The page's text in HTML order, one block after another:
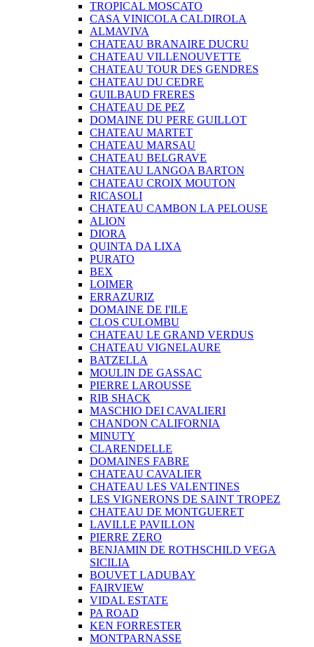
TROPICAL MOSCATO
CASA VINICOLA CALDIROLA
ALMAVIVA
CHATEAU BRANAIRE DUCRU
CHATEAU VILLENOUVETTE
CHATEAU TOUR DES GENDRES
CHATEAU DU CEDRE
GUILBAUD FRERES
CHATEAU DE PEZ
DOMAINE DU PERE GUILLOT
CHATEAU MARTET
CHATEAU MARSAU
CHATEAU BELGRAVE
CHATEAU LANGOA BARTON
CHATEAU CROIX MOUTON
RICASOLI
CHATEAU CAMBON LA PELOUSE
ALION
DIORA
QUINTA DA LIXA
PURATO
BEX
LOIMER
ERRAZURIZ
DOMAINE DE I'ILE
CLOS CULOMBU
CHATEAU LE GRAND VERDUS
CHATEAU VIGNELAURE
BATZELLA
MOULIN DE GASSAC
PIERRE LAROUSSE
RIB SHACK
MASCHIO DEI CAVALIERI
CHANDON CALIFORNIA
MINUTY
CLARENDELLE
DOMAINES FABRE
CHATEAU CAVALIER
CHATEAU LES VALENTINES
LES VIGNERONS DE SAINT TROPEZ
CHATEAU DE MONTGUERET
LAVILLE PAVILLON
PIERRE ZERO
BENJAMIN DE ROTHSCHILD VEGA
SICILIA
BOUVET LADUBAY
FAIRVIEW
VIDAL ESTATE
PA ROAD
KEN FORRESTER
MONTPARNASSE